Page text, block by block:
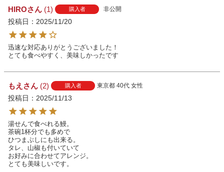
HIRO 1 購入者 非公開
投稿日 2025/11/20
迅速な対応ありがとうございました！
とても食べやすく、美味しかったです
もえ 2 購入者 東京都 40代 女性
投稿日 2025/11/13
湯せんで食べれる鰻。
茶碗1杯分でも多めで
ひつまぶしにも出来る。
タレ、山椒も付いていて
お好みに合わせてアレンジ。
とても美味しいです。